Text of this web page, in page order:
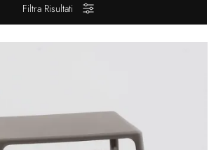
Filtra Risultati